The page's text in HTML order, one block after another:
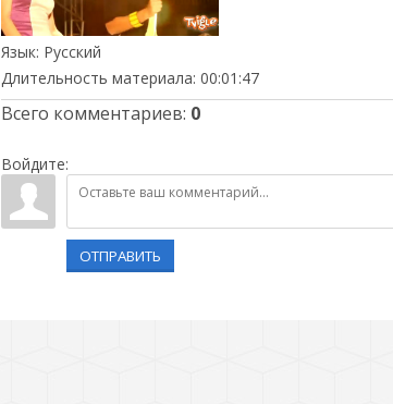
Язык: Русский
Длительность материала: 00:01:47
Всего комментариев: 0
Войдите:
ОТПРАВИТЬ